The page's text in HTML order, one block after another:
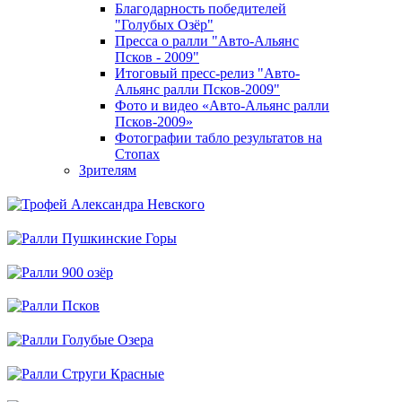
Благодарность победителей
"Голубых Озёр"
Пресса о ралли "Авто-Альянс
Псков - 2009"
Итоговый пресс-релиз "Авто-
Альянс ралли Псков-2009"
Фото и видео «Авто-Альянс ралли
Псков-2009»
Фотографии табло результатов на
Стопах
Зрителям